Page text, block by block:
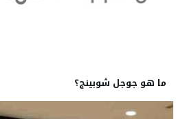
ما هو جوجل شوبينج؟